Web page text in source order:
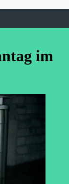
im